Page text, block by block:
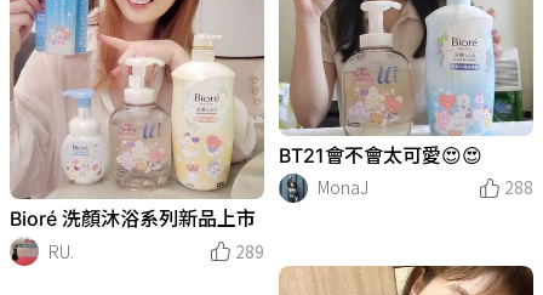
Bioré 洗顏沐浴系列新品上市
RU.
289
BT21會不會太可愛😍😍
MonaJ
288